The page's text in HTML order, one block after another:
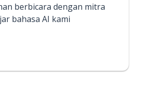
berbicara dengan mitra
bahasa AI kami